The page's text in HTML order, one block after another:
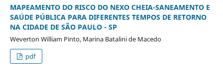
MAPEAMENTO DO RISCO DO NEXO CHEIA-SANEAMENTO E
SAÚDE PÚBLICA PARA DIFERENTES TEMPOS DE RETORNO
NA CIDADE DE SÃO PAULO - SP
Weverton William Pinto, Marina Batalini de Macedo
pdf